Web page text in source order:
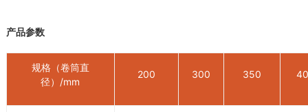
产品参数
规格（卷筒直
径）/mm
200 300 350